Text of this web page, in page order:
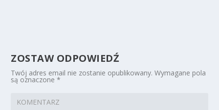
ZOSTAW ODPOWIEDŹ
Twój adres email nie zostanie opublikowany. Wymagane pola
są oznaczone*